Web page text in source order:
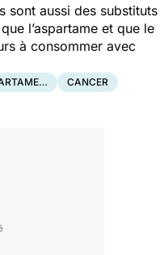
sont aussi des substituts
l’aspartame et que le
à consommer avec
CANCER